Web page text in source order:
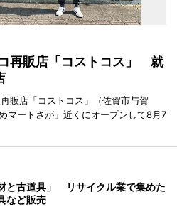
再販店「コストコス」 就
販店「コストコス」（佐賀市与賀
マートさが」近くにオープンして8月7
と古道具」 リサイクル業で集めた
など販売